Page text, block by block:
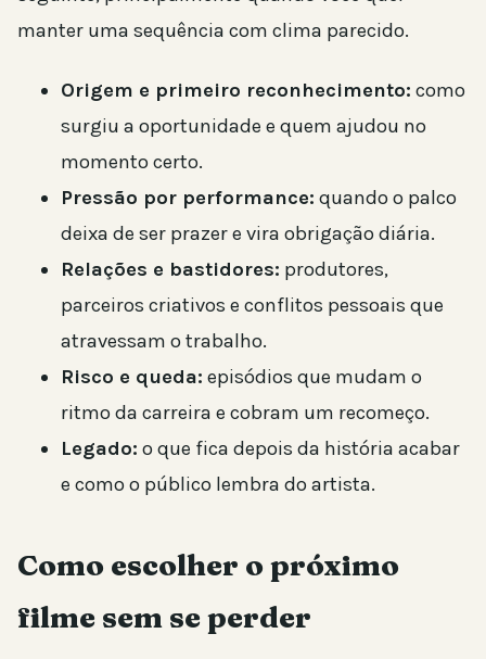
manter uma sequência com clima parecido.
Origem e primeiro reconhecimento: como
surgiu a oportunidade e quem ajudou no
momento certo.
Pressão por performance: quando o palco
deixa de ser prazer e vira obrigação diária.
Relações e bastidores: produtores,
parceiros criativos e conflitos pessoais que
atravessam o trabalho.
Risco e queda: episódios que mudam o
ritmo da carreira e cobram um recomeço.
Legado: o que fica depois da história acabar
e como o público lembra do artista.
Como escolher o próximo
filme sem se perder